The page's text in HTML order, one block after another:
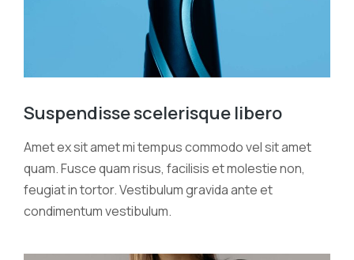
Suspendisse scelerisque libero
Amet ex sit amet mi tempus commodo vel sit amet
quam. Fusce quam risus, facilisis et molestie non,
feugiat in tortor. Vestibulum gravida ante et
condimentum vestibulum.